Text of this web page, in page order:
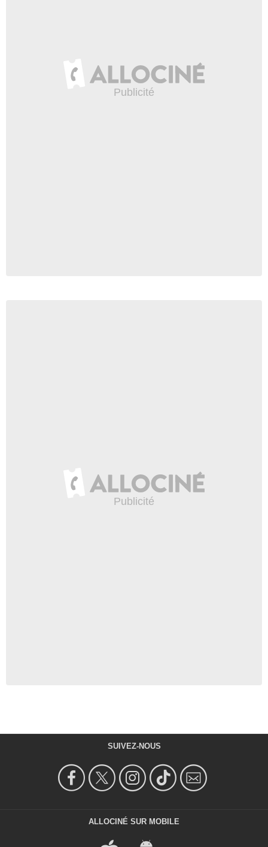
SUIVEZ-NOUS
ALLOCINÉ SUR MOBILE